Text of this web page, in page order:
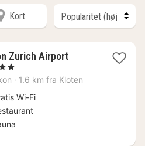
Kort
Zurich Airport1
fra
· 1.6 km fra Kloten
Wi-Fi